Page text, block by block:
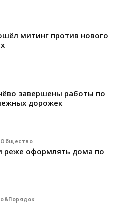
митинг против нового
завершены работы по
дорожек
Общество
реже оформлять дома по